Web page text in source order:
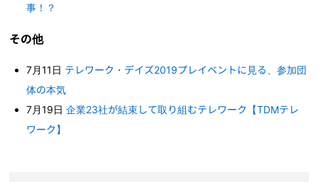
事！？
その他
7月11日 テレワーク・デイズ2019プレイベントに見る、参加団
体の本気
7月19日企業23社が結束して取り組むテレワーク【TDMテレ
ワーク】